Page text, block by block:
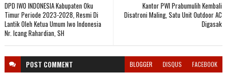
Kantor PWI Prabumulih Kembali
Disatroni Maling, Satu Unit Outdoor AC
Digasak
DPD IWO INDONESIA Kabupaten Oku
Timur Periode 2023-2028, Resmi Di
Lantik Oleh Ketua Umum Iwo Indonesia
Nr. Icang Rahardian, SH
POST COMMENT BLOGGER DISQUS FACEBOOK